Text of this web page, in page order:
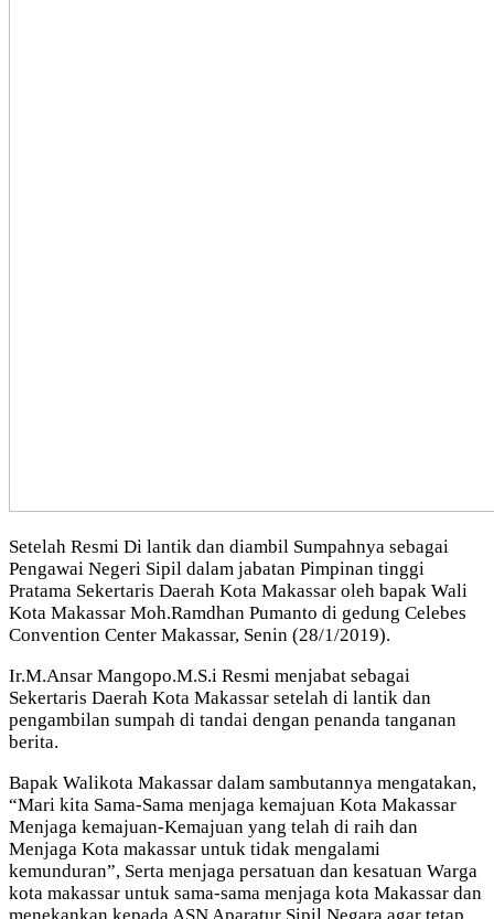
Setelah Resmi Di lantik dan diambil Sumpahnya sebagai
Pengawai Negeri Sipil dalam jabatan Pimpinan tinggi
Pratama Sekertaris Daerah Kota Makassar oleh bapak Wali
Kota Makassar Moh.Ramdhan Pumanto di gedung Celebes
Convention Center Makassar, Senin (28/1/2019).
Ir.M.Ansar Mangopo.M.S.i Resmi menjabat sebagai
Sekertaris Daerah Kota Makassar setelah di lantik dan
pengambilan sumpah di tandai dengan penanda tanganan
berita.
Bapak Walikota Makassar dalam sambutannya mengatakan,
“Mari kita Sama-Sama menjaga kemajuan Kota Makassar
Menjaga kemajuan-Kemajuan yang telah di raih dan
Menjaga Kota makassar untuk tidak mengalami
kemunduran”, Serta menjaga persatuan dan kesatuan Warga
kota makassar untuk sama-sama menjaga kota Makassar dan